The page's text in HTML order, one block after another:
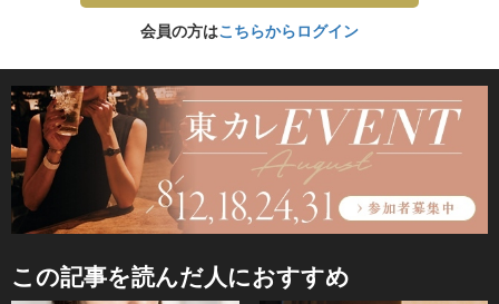
会員の方はこちらからログイン
この記事を読んだ人におすすめ